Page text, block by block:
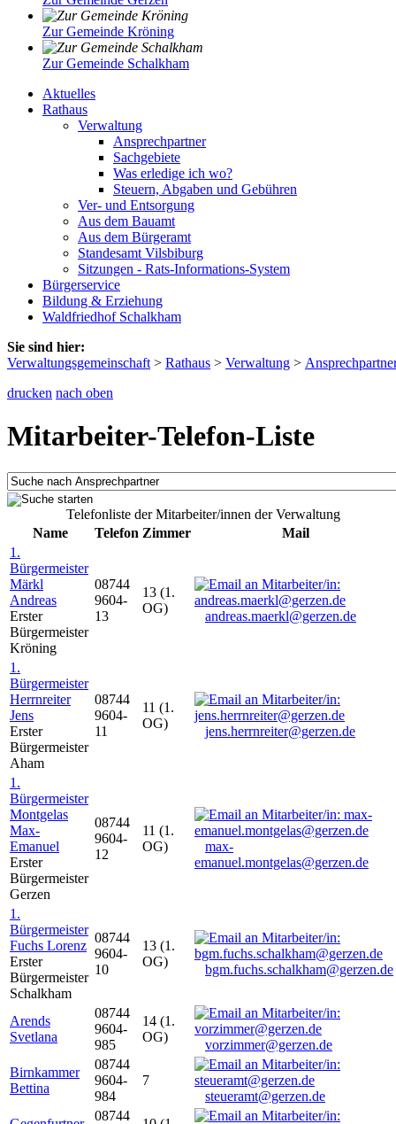
Zur Gemeinde Kröning
Zur Gemeinde Schalkham
Aktuelles
Rathaus
Verwaltung
Ansprechpartner
Sachgebiete
Was erledige ich wo?
Steuern, Abgaben und Gebühren
Ver- und Entsorgung
Aus dem Bauamt
Aus dem Bürgeramt
Standesamt Vilsbiburg
Sitzungen - Rats-Informations-System
Bürgerservice
Bildung & Erziehung
Waldfriedhof Schalkham
Sie sind hier:
Verwaltungsgemeinschaft > Rathaus > Verwaltung >
drucken nach oben
Mitarbeiter-Telefon-Liste
Telefonliste der Mitarbeiter/innen der Verwaltung
Name
Telefon Zimmer
Mail
1.
Bürgermeister
Märkl
Andreas
Erster
Bürgermeister
Kröning
08744
9604-
13
13 (1.
OG)
andreas.maerkl@gerzen.de
1.
Bürgermeister
Herrnreiter
Jens
Erster
Bürgermeister
Aham
08744
9604-
11
11 (1.
OG)
jens.herrnreiter@gerzen.de
1.
Bürgermeister
Montgelas
Max-
Emanuel
Erster
Bürgermeister
Gerzen
08744
9604-
12
11 (1.
OG)
max-
emanuel.montgelas@gerzen.de
1.
Bürgermeister
Fuchs Lorenz
Erster
Bürgermeister
Schalkham
08744
9604-
10
13 (1.
OG)
bgm.fuchs.schalkham@gerzen.de
Arends
Svetlana
08744
9604-
985
14 (1.
OG)
vorzimmer@gerzen.de
Birnkammer
Bettina
08744
9604-
984
7
steueramt@gerzen.de
08744